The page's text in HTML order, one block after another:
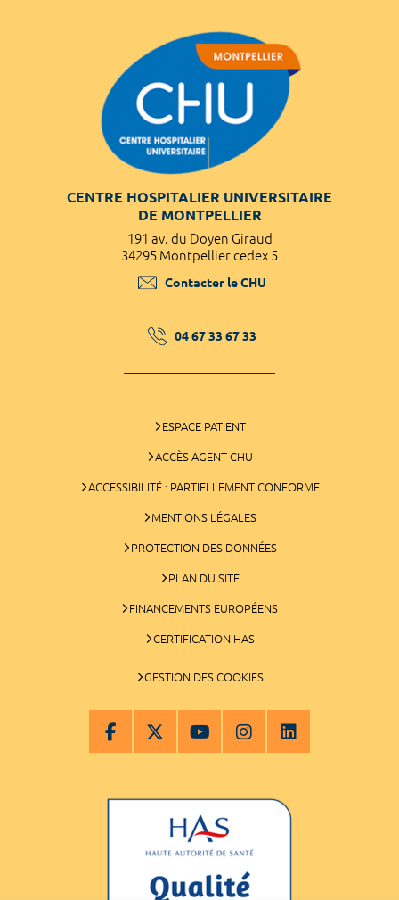
CENTRE HOSPITALIER UNIVERSITAIRE
DE MONTPELLIER
191 av. du Doyen Giraud
34295 Montpellier cedex 5
Contacter le CHU
04 67 33 67 33
ESPACE PATIENT
ACCÈS AGENT CHU
ACCESSIBILITÉ : PARTIELLEMENT CONFORME
MENTIONS LÉGALES
PROTECTION DES DONNÉES
PLAN DU SITE
FINANCEMENTS EUROPÉENS
CERTIFICATION HAS
GESTION DES COOKIES